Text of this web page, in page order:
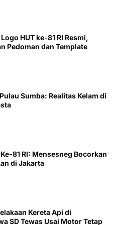
HUT ke-81 RI Resmi,
Pedoman dan Template
Sumba: Realitas Kelam di
81 RI: Mensesneg Bocorkan
di Jakarta
Kereta Api di
SD Tewas Usai Motor Tetap